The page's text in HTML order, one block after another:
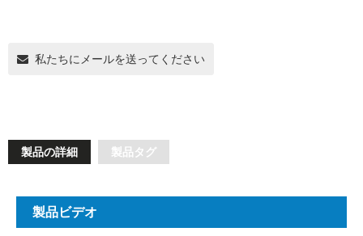
私たちにメールを送ってください
製品の詳細 製品タグ
製品ビデオ